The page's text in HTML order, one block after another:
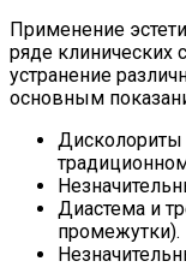
Применение
ряде клинических
устранение
основным
Диастема и
промежутки).